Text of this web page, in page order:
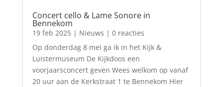
Concert cello & Lame Sonore in
Bennekom
19 feb 2025| Nieuws | 0 reacties
Op donderdag 8 mei ga ik in het Kijk &
Luistermuseum De Kijkdoos een
voorjaarsconcert geven Wees welkom op vanaf
20 uur aan de Kerkstraat 1 te Bennekom Hier